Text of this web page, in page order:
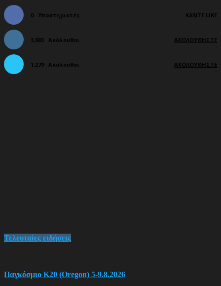
0 Υποστηρικτές ΚΆΝΤΕ LIKE
3,983 Ακόλουθοι ΑΚΟΛΟΥΘΉΣΤΕ
1,279 Ακόλουθοι ΑΚΟΛΟΥΘΉΣΤΕ
Τελευταίες ειδήσεις
Παγκόσμιο Κ20 (Oregon) 5-9.8.2026